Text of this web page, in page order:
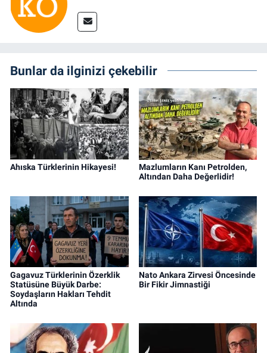
Bunlar da ilginizi çekebilir
Ahıska Türklerinin Hikayesi!
Mazlumların Kanı Petrolden,
Altından Daha Değerlidir!
Gagavuz Türklerinin Özerklik
Statüsüne Büyük Darbe:
Soydaşların Hakları Tehdit
Altında
Nato Ankara Zirvesi Öncesinde
Bir Fikir Jimnastiği